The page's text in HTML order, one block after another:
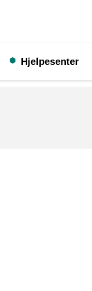
Hjelpesenter